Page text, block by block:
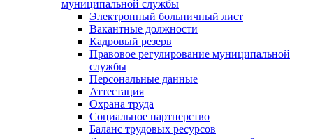
муниципальной службы
Электронный больничный лист
Вакантные должности
Кадровый резерв
Правовое регулирование муниципальной
службы
Персональные данные
Аттестация
Охрана труда
Социальное партнерство
Баланс трудовых ресурсов